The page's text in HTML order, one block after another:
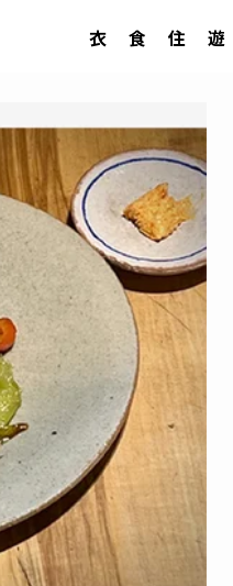
衣 食 住 遊